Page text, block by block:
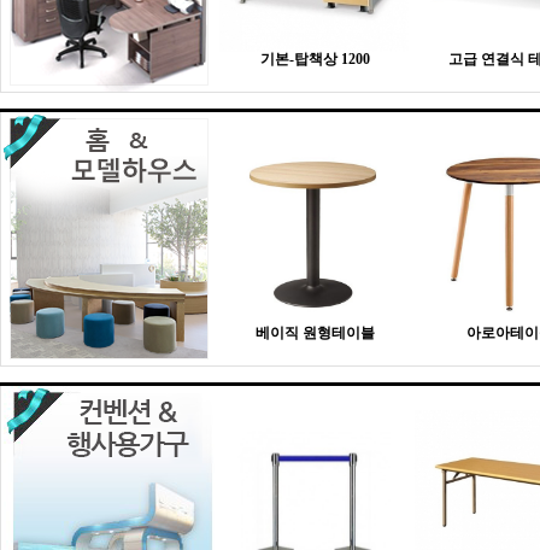
기본-탑책상 1200 고급 연결식
베이직 원형테이블 아로아테